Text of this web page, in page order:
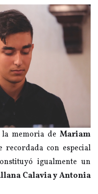
memoria de Mariam
recordada con especial
igualmente un
Calavia y Antonia